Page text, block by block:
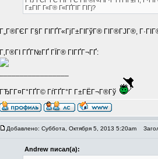
Г±ГІГ Г«Г® Г«ГҐГІГ ГІГј?
Г„Г®ГЄГ Г§Г ГІГҐГ«ГјГ±ГІГўГ® ГІГ®ГЈГ®,
Г‚Г®ГІ ГҐГ№ГҐ ГЇГ® ГІГҐГ¬ГҐ:
ГЂГ­Г¤Г°ГҐГ© ГѓГҐГ°Г Г±ГЁГ¬Г®Гў
Добавлено: Суббота, Октября 5, 2013 5:20am
Andrew писал(а):